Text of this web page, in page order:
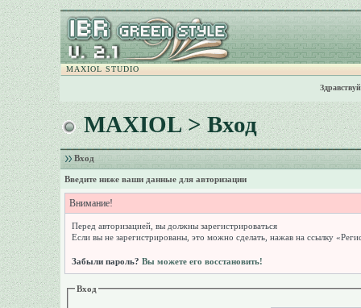
MAXIOL STUDIO
MAXIOL> Вход
Вход
Введите ниже ваши данные для авторизации
Внимание!
Перед авторизацией, вы должны зарегистрироваться
Если вы не зарегистрированы, это можно сделать, нажав на ссылку
Забыли пароль? Вы можете его восстановить!
Вход